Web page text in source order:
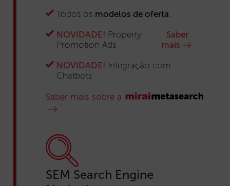
Todos os modelos de oferta.
NOVIDADE! Property
Promotion Ads
Saber
mais
NOVIDADE! Integração com
Chatbots
Saber mais sobre a
SEM Search Engine